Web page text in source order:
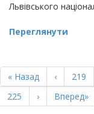
Львівського
Переглянути
НА
СТОРІНКИ
Перша
сторінка
« Назад
Попередня
сторінка
‹ Page
219
Page
225
Наступна
сторінка
›
Остання
сторінка
Вперед»